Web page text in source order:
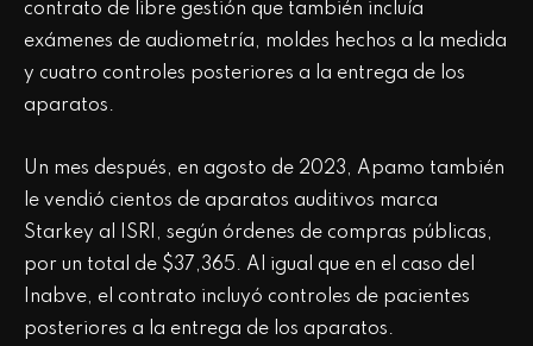
contrato de libre gestión que también incluía
exámenes de audiometría, moldes hechos a la medida
y cuatro controles posteriores a la entrega de los
aparatos.
Un mes después, en agosto de 2023, Apamo también
le vendió cientos de aparatos auditivos marca
Starkey al ISRI, según órdenes de compras públicas,
por un total de $37,365. Al igual que en el caso del
Inabve, el contrato incluyó controles de pacientes
posteriores a la entrega de los aparatos.